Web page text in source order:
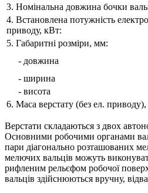
3. Номінальна довжина бочки
4. Встановлена потужність
приводу, кВт:
5. Габаритні розміри, мм:
- довжина
- ширина
- висота
6. Маса верстату (без ел. приводу),
Верстати складаються з двох
Основними робочими органами
пари діагонально розташованих
мелючих вальців можуть
рифленим рельєфом робочої
вальців здійснюються вручну,